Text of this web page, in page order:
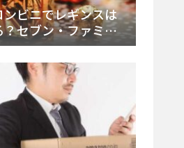
ビニでレギンスは
セブン・ファミ
扱店舗とメーカ
く調べてみた！